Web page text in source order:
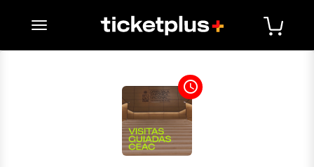
desplegar navegación
access_time